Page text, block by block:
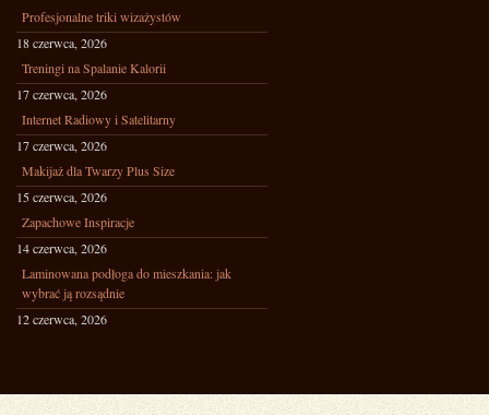
Profesjonalne triki wizażystów
18 czerwca, 2026
Treningi na Spalanie Kalorii
17 czerwca, 2026
Internet Radiowy i Satelitarny
17 czerwca, 2026
Makijaż dla Twarzy Plus Size
15 czerwca, 2026
Zapachowe Inspiracje
14 czerwca, 2026
Laminowana podłoga do mieszkania: jak
wybrać ją rozsądnie
12 czerwca, 2026